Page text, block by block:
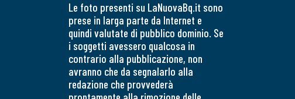
Le foto presenti su LaNuovaBq.it sono
prese in larga parte da Internet e
quindi valutate di pubblico dominio. Se
i soggetti avessero qualcosa in
contrario alla pubblicazione, non
avranno che da segnalarlo alla
redazione che provvederà